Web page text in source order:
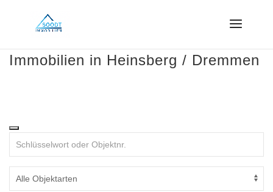
Immobilien in Heinsberg / Dremmen